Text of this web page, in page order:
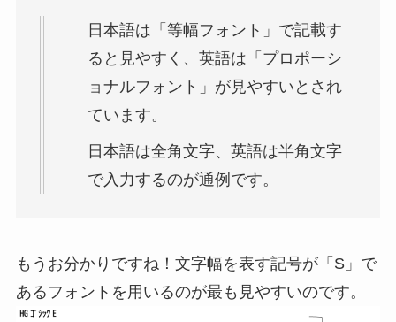
日本語は「等幅フォント」で記載す
ると見やすく、英語は「プロポーシ
ョナルフォント」が見やすいとされ
ています。
日本語は全角文字、英語は半角文字
で入力するのが通例です。
もうお分かりですね！文字幅を表す記号が「S」で
あるフォントを用いるのが最も見やすいのです。